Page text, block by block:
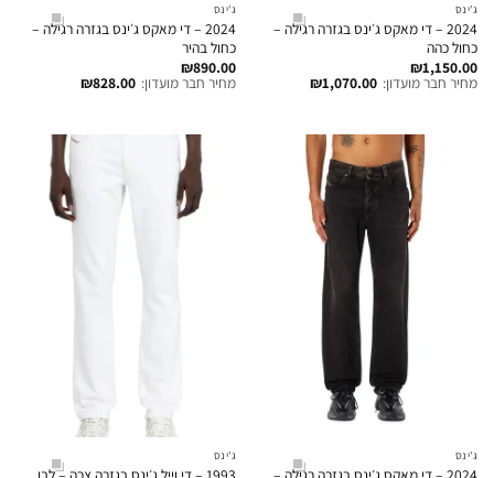
ג'ינס
2024 – די מאקס ג׳ינס בגזרה רגילה –
כחול כהה
₪1,150.00
מחיר חבר מועדון: ₪1,070.00
ג'ינס
2024 – די מאקס ג׳ינס בגזרה רגילה –
כחול בהיר
₪890.00
מחיר חבר מועדון: ₪828.00
ג'ינס ג'ינס